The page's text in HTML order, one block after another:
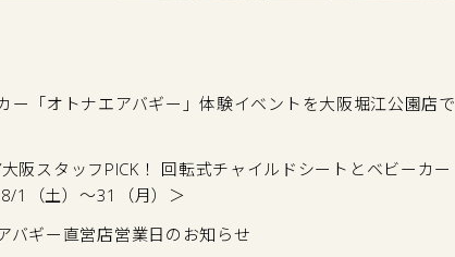
ー「オトナエアバギー」体験イベントを大阪堀江公園店で
阪スタッフPICK！ 回転式チャイルドシートとベビーカー
1（土）〜31（月）＞
バギー直営店営業日のお知らせ